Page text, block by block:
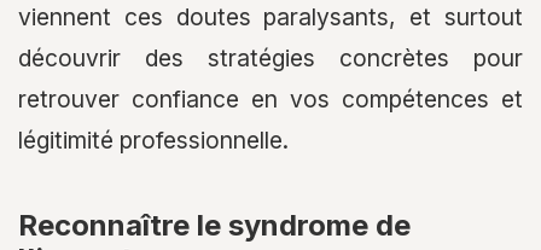
viennent ces doutes paralysants, et surtout
découvrir des stratégies concrètes pour
retrouver confiance en vos compétences et
légitimité professionnelle.
Reconnaître le syndrome de